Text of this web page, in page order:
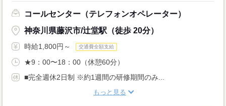
コールセンター（テレフォンオペレーター）
神奈川県藤沢市/辻堂駅（徒歩 20分）
時給1,800円～ 交通費全額支給
★9：00〜18：00（休憩60分）
■完全週休2日制 ※約1週間の研修期間のみ...
もっと見る